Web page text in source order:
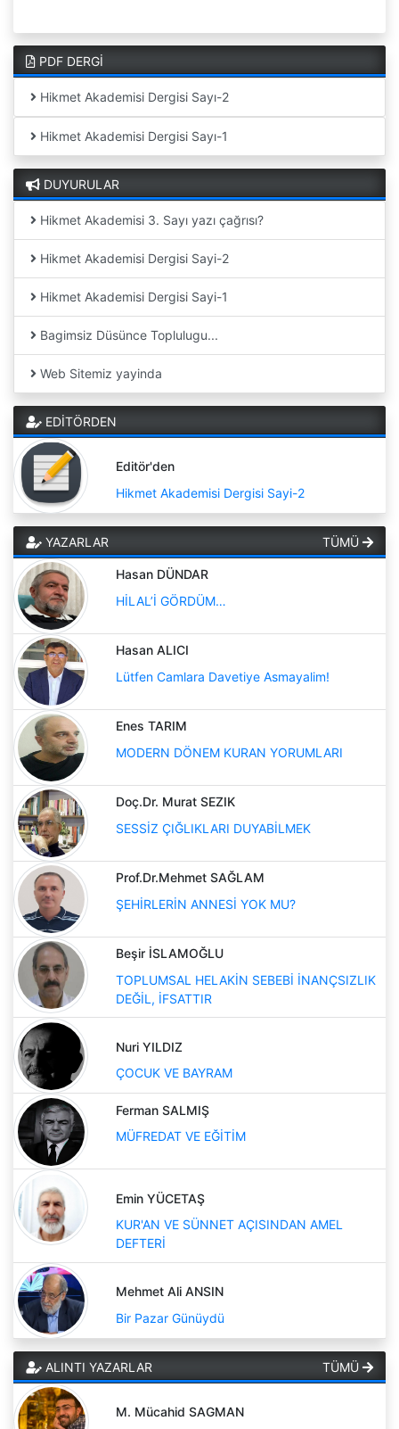
PDF DERGİ
Hikmet Akademisi Dergisi Sayı-2
Hikmet Akademisi Dergisi Sayı-1
DUYURULAR
Hikmet Akademisi 3. Sayı yazı çağrısı?
Hikmet Akademisi Dergisi Sayi-2
Hikmet Akademisi Dergisi Sayi-1
Bagimsiz Düsünce Toplulugu...
Web Sitemiz yayinda
EDİTÖRDEN
Editör'den
Hikmet Akademisi Dergisi Sayi-2
YAZARLAR TÜMÜ
Hasan DÜNDAR
HİLAL’İ GÖRDÜM…
Hasan ALICI
Lütfen Camlara Davetiye Asmayalim!
Enes TARIM
MODERN DÖNEM KURAN YORUMLARI
Doç.Dr. Murat SEZIK
SESSİZ ÇIĞLIKLARI DUYABİLMEK
Prof.Dr.Mehmet SAĞLAM
ŞEHİRLERİN ANNESİ YOK MU?
Beşir İSLAMOĞLU
TOPLUMSAL HELAKİN SEBEBİ İNANÇSIZLIK
DEĞİL, İFSATTIR
Nuri YILDIZ
ÇOCUK VE BAYRAM
Ferman SALMIŞ
MÜFREDAT VE EĞİTİM
Emin YÜCETAŞ
KUR'AN VE SÜNNET AÇISINDAN AMEL
DEFTERİ
Mehmet Ali ANSIN
Bir Pazar Günüydü
ALINTI YAZARLAR TÜMÜ
M. Mücahid SAGMAN